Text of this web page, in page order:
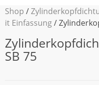
Shop /
it Einfassung/
SB 75